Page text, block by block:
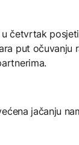
četvrtak
put očuvanju
jačanju